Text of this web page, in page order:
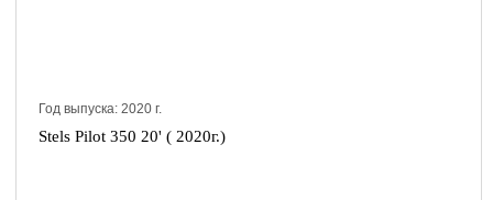
Год выпуска:2020г.
Stels Pilot 350 20' ( 2020г.)